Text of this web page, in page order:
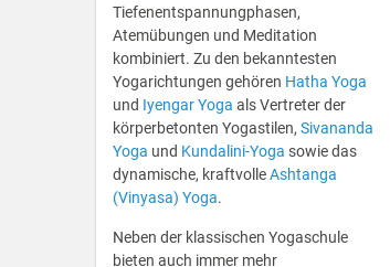
Tiefenentspannungphasen,
Atemübungen und Meditation
kombiniert. Zu den bekanntesten
Yogarichtungen gehören Hatha Yoga
und Iyengar Yoga als Vertreter der
körperbetonten Yogastilen, Sivananda
Yoga und Kundalini-Yoga sowie das
dynamische, kraftvolleAshtanga
(Vinyasa) Yoga.
Neben der klassischen Yogaschule
bieten auch immer mehr